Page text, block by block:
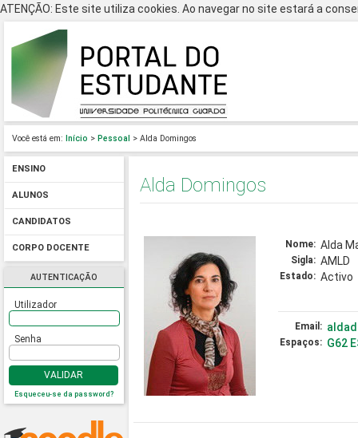
ATENÇÃO: Este site utiliza cookies. Ao navegar no site estará a
Você está em: Início > Pessoal > Alda Domingos
ENSINO
ALUNOS
CANDIDATOS
CORPO DOCENTE
AUTENTICAÇÃO
Utilizador
Senha
VALIDAR
Esqueceu-se da password?
Alda Domingos
Nome: Alda
Sigla: AMLD
Estado: Activo
Email:
Espaços: G62